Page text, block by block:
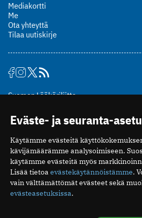
Mediakortti
Me
Ota yhteyttä
Tilaa uutiskirje
Suomen Lääkäriliitto
00510 Helsinki
puh. (09) 393 091
toimitus@potilaanlaakarilehti.fi
ISSN 2323-9476
Eväste- ja seuranta-
Käytämme evästeitä
kävijämäärämme analysoimiseen.
käytämme evästeitä myös
Lisää tietoa evästekäytännöistämme.
vain välttämättömät evästeet sekä
evästeasetuksissa.